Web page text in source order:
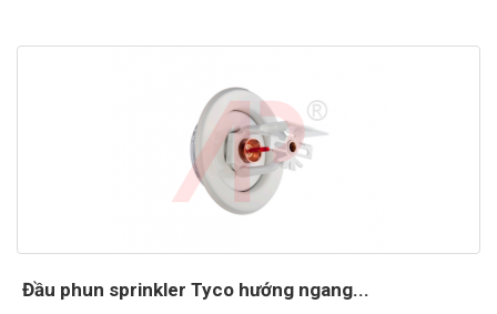
Đầu phun sprinkler Tyco hướng ngang...